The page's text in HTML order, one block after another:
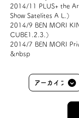
2014/11 PLUS+ the
Show Satelites A L.）
2014/9 BEN MORI
CUBE1.2.3.）
2014/7 BEN MORI
&nbsp